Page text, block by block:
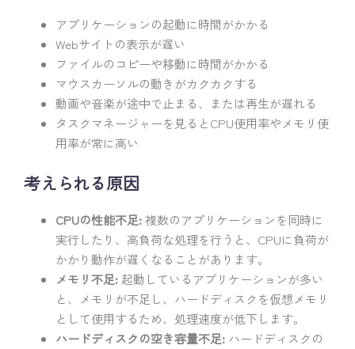
アプリケーションの起動に時間がかかる
Webサイトの表示が遅い
ファイルのコピーや移動に時間がかかる
マウスカーソルの動きがカクカクする
動画や音楽が途中で止まる、または再生が遅れる
タスクマネージャーを見るとCPU使用率やメモリ使
用率が常に高い
考えられる原因
CPUの性能不足:複数のアプリケーションを同時に
実行したり、高負荷な処理を行うと、CPUに負荷が
かかり動作が遅くなることがあります。
メモリ不足: 起動しているアプリケーションが多い
と、メモリが不足し、ハードディスクを仮想メモリ
として使用するため、処理速度が低下します。
ハードディスクの空き容量不足: ハードディスクの